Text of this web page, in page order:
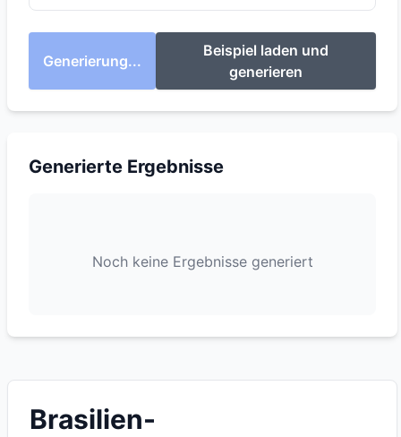
Generierung...
Beispiel laden und
generieren
Generierte Ergebnisse
Noch keine Ergebnisse generiert
Brasilien-